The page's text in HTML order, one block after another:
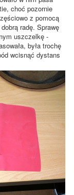
choć pozornie
z pomocą
radę. Sprawę
uszczelkę -
była trochę
wcisnąć dystans